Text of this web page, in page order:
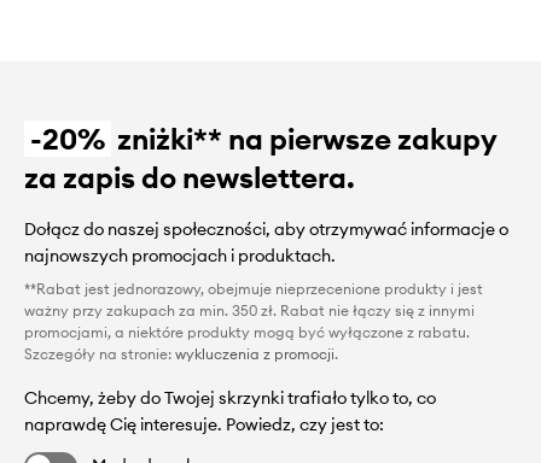
-20% zniżki** na pierwsze zakupy
za zapis do newslettera.
Dołącz do naszej społeczności, aby otrzymywać informacje o
najnowszych promocjach i produktach.
**Rabat jest jednorazowy, obejmuje nieprzecenione produkty i jest
ważny przy zakupach za min. 350 zł. Rabat nie łączy się z innymi
promocjami, a niektóre produkty mogą być wyłączone z rabatu.
Szczegóły na stronie: wykluczenia z promocji.
Chcemy, żeby do Twojej skrzynki trafiało tylko to, co
naprawdę Cię interesuje. Powiedz, czy jest to: